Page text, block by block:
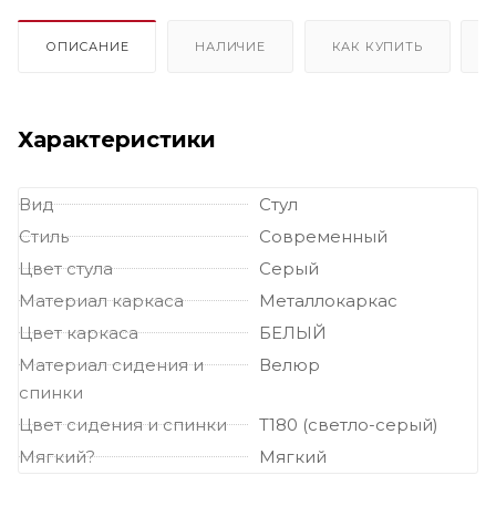
ОПИСАНИЕ НАЛИЧИЕ КАК КУПИТЬ
Характеристики
Вид
Стул
Стиль
Современный
Цвет стула
Серый
Материал каркаса
Металлокаркас
Цвет каркаса
БЕЛЫЙ
Материал сидения и
спинки
Велюр
Цвет сидения и спинки
Т180 (светло-серый)
Мягкий?
Мягкий